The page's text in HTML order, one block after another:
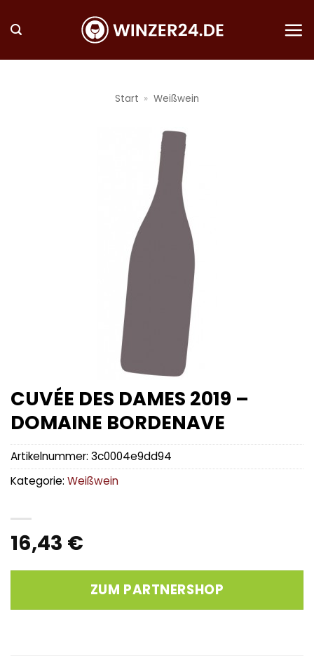
Inhalt
Start » Weißwein
CUVÉE DES DAMES 2019 –
DOMAINE BORDENAVE
16,43 €
ZUM PARTNERSHOP
Artikelnummer: 3c0004e9dd94
Kategorie: Weißwein